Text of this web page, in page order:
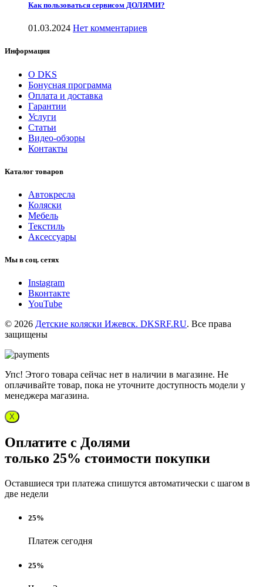
Как пользоваться сервисом ДОЛЯМИ?
01.03.2024 Нет комментариев
Информация
О DKS
Бонусная программа
Оплата и доставка
Гарантии
Услуги
Статьи
Видео-обзоры
Контакты
Каталог товаров
Автокресла
Коляски
Мебель
Текстиль
Аксессуары
Мы в соц. сетях
Instagram
Вконтакте
YouTube
© 2026 Детские коляски Ижевск. DKSRF.RU. Все права
защищены
Упс! Этого товара сейчас нет в наличии в магазине. Не
оплачивайте товар, пока не уточните доступность модели у
менеджера магазина.
X
Оплатите с Долями
только 25% стоимости покупки
Оставшиеся три платежа спишутся автоматически с шагом в
две недели
25%
Платеж сегодня
25%